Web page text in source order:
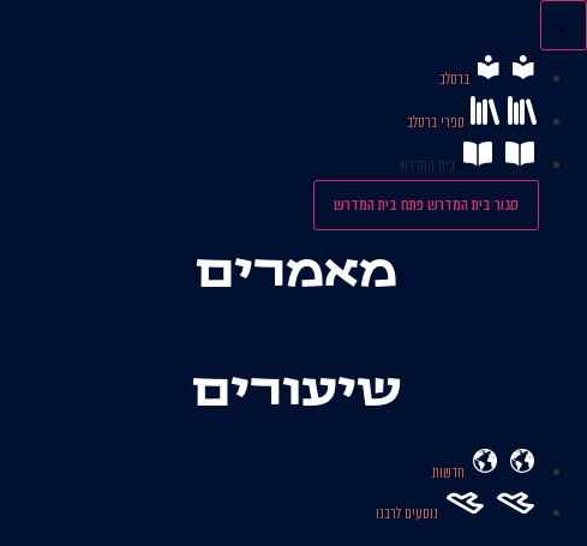
לתוכן
ברסלב
ספרי ברסלב
בית המדרש
סגור בית המדרשפתח בית המדרש
מאמרים
שיעורים
חדשות
נוסעים לרבנו